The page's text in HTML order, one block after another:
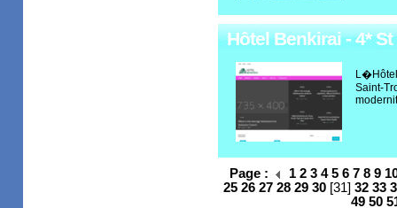
Hôtel Benkirai - 4* St
Saint-
Page : 1 2 3 4 5 6 7 8 9
25 26 27 28 29 30[31] 32 33
49 50